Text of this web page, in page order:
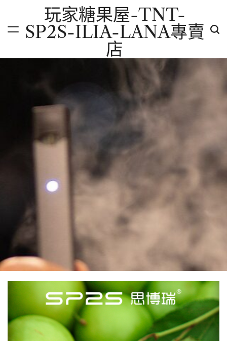
content
玩家糖果屋-TNT-
SP2S-ILIA-LANA專賣
店